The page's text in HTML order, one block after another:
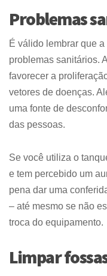
Problemas
É válido lembrar que
problemas sanitários.
favorecer a
vetores de doenças.
uma fonte de
das pessoas.
Se você utiliza o
e tem percebido um
pena dar uma
– até mesmo se não
troca do equipamento.
Limpar